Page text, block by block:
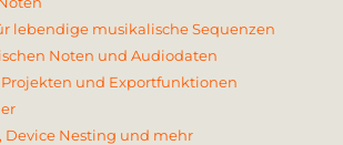
lebendige musikalische Sequenzen
Noten und Audiodaten
und Exportfunktionen
Device Nesting und mehr